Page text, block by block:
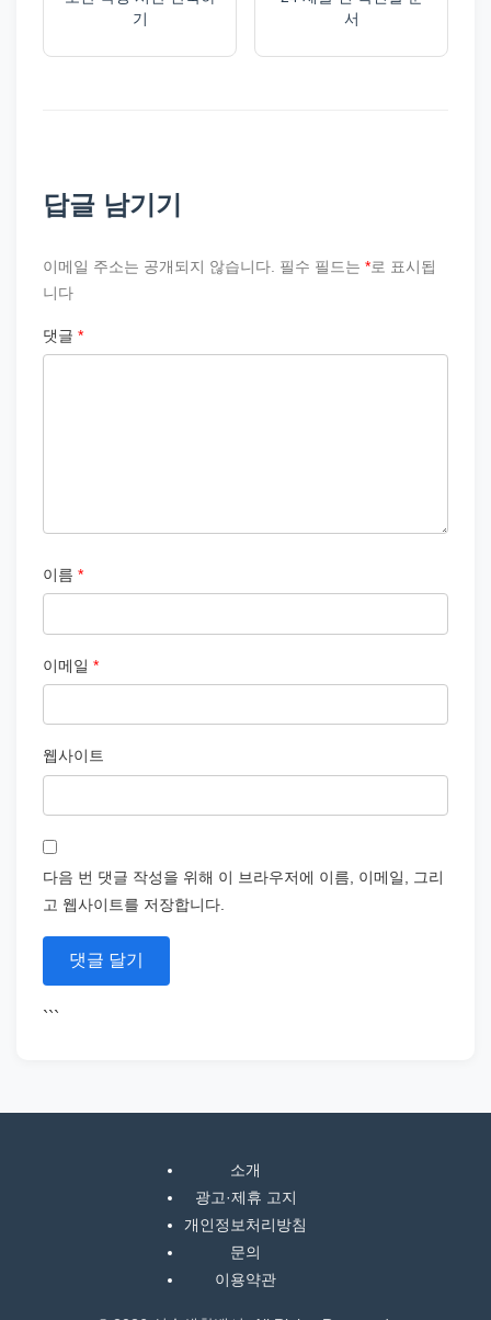
기
서
답글 남기기
이메일 주소는 공개되지 않습니다. 필수 필드는 *로 표시됩
니다
댓글 *
이름 *
이메일 *
웹사이트
다음 번 댓글 작성을 위해 이 브라우저에 이름, 이메일, 그리
고 웹사이트를 저장합니다.
```
소개
광고·제휴 고지
개인정보처리방침
문의
이용약관